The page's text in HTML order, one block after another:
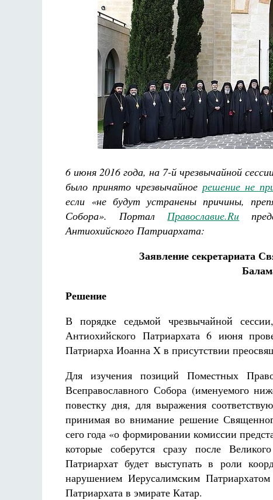
6 июня 2016 года, на 7-й чрезвычайной
было принято чрезвычайноерешение не
если «не будут устранены причины,
Собора». ПорталПравославие.Ru
Антиохийского Патриархата:
Заявление секретариата
Решение
В порядке седьмой чрезвычайной
Антиохийского Патриархата 6 июня
Патриарха Иоанна X в присутствии
Для изучения позиций Поместных
Всеправославного Собора (именуемого
повестку дня, для выражения
принимая во внимание решение
сего года «о формировании комиссии
которые соберутся сразу после
Патриархат будет выступать в роли
нарушением Иерусалимским
Патриархата в эмирате Катар.
Разлуки не будет
Фредерика де Грааф